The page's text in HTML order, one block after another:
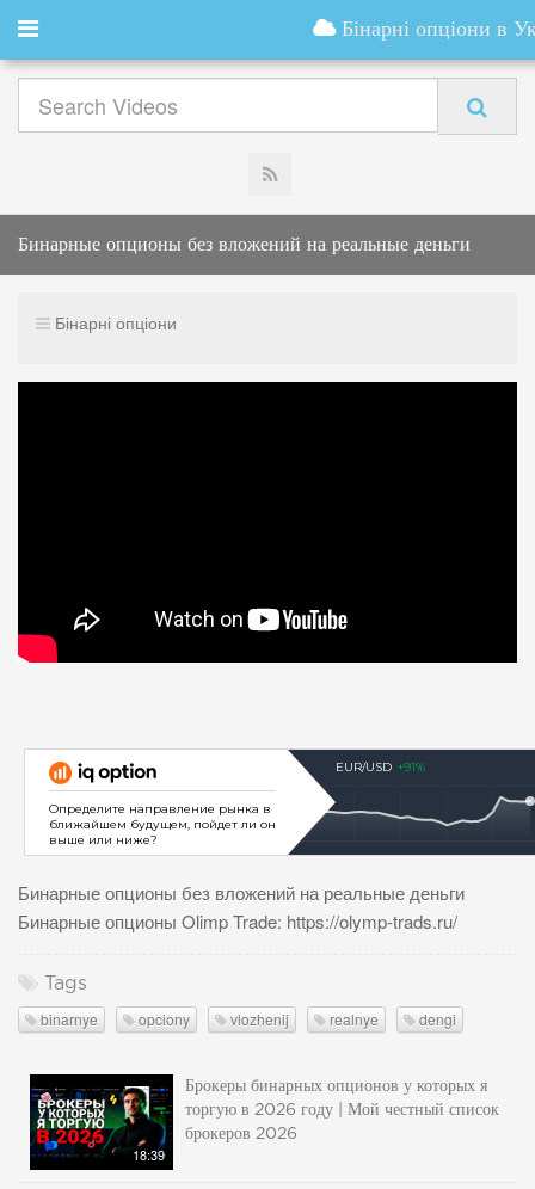
Бінарні опціони в
Бинарные опционы без вложений на реальные деньги
Бінарні опціони
Бинарные опционы без вложений на реальные деньги
Бинарные опционы Olimp Trade: https://olymp-trads.ru/
Tags
binarnye opciony vlozhenij realnye dengi
18:39
Брокеры бинарных опционов у которых я
торгую в 2026 году | Мой честный список
брокеров 2026